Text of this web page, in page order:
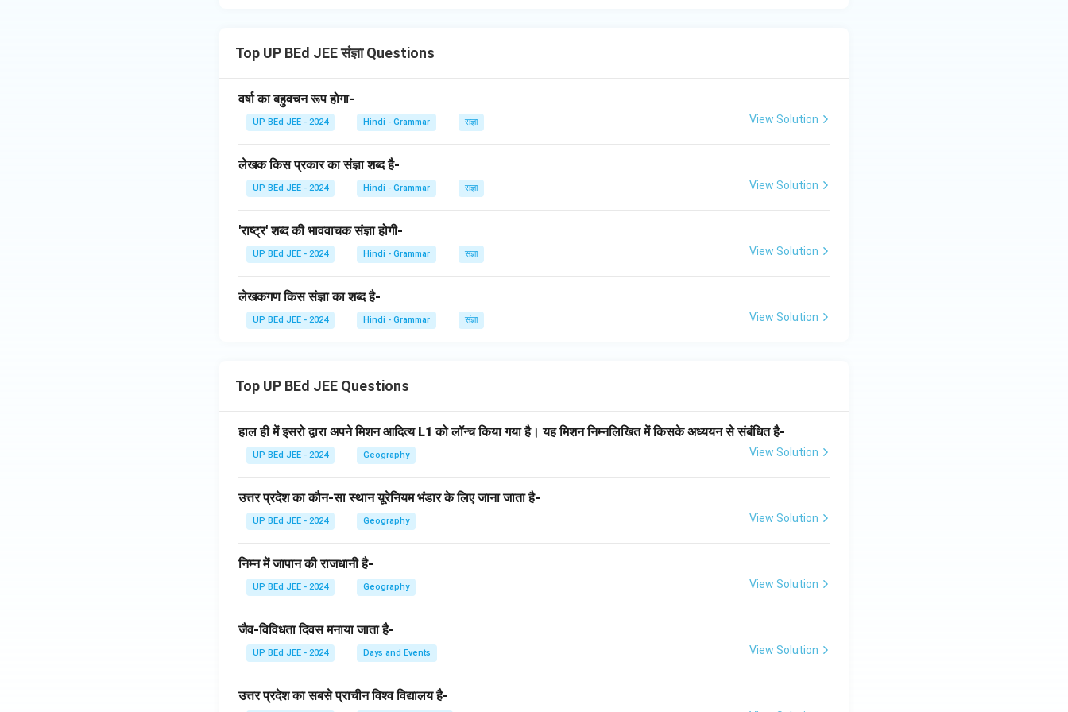
Top UP BEd JEE संज्ञा Questions
वर्षा का बहुवचन रूप होगा-
UP BEd JEE - 2024 Hindi - Grammar संज्ञा View Solution
लेखक किस प्रकार का संज्ञा शब्द है-
UP BEd JEE - 2024 Hindi - Grammar संज्ञा View Solution
'राष्ट्र' शब्द की भाववाचक संज्ञा होगी-
UP BEd JEE - 2024 Hindi - Grammar संज्ञा View Solution
लेखकगण किस संज्ञा का शब्द है-
UP BEd JEE - 2024 Hindi - Grammar संज्ञा View Solution
Top UP BEd JEE Questions
हाल ही में इसरो द्वारा अपने मिशन आदित्य L1 को लॉन्च किया गया है। यह मिशन निम्नलिखित में किसके अध्ययन से संबंधित है-
UP BEd JEE - 2024 Geography View Solution
उत्तर प्रदेश का कौन-सा स्थान यूरेनियम भंडार के लिए जाना जाता है-
UP BEd JEE - 2024 Geography View Solution
निम्न में जापान की राजधानी है-
UP BEd JEE - 2024 Geography View Solution
जैव-विविधता दिवस मनाया जाता है-
UP BEd JEE - 2024 Days and Events View Solution
उत्तर प्रदेश का सबसे प्राचीन विश्व विद्यालय है-